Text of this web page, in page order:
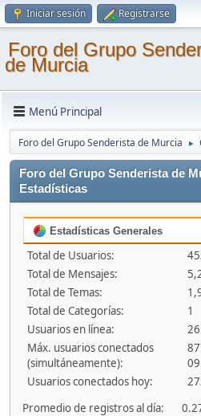
Iniciar sesión Registrarse
Foro del Grupo
de Murcia
Menú Principal
Foro del Grupo Senderista de Murcia ►
Foro del Grupo Senderista de
Estadísticas
Estadísticas Generales
Total de Usuarios:
Total de Mensajes:
Total de Temas:
Total de Categorías:
1
Usuarios en línea:
Máx. usuarios conectados
(simultáneamente):
Usuarios conectados hoy:
Promedio de registros al día: